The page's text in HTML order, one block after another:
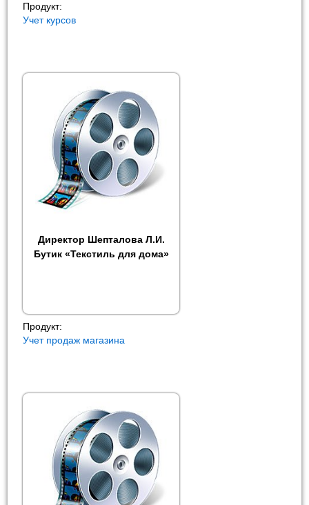
Продукт:
Учет курсов
Директор Шепталова Л.И.
Бутик «Текстиль для дома»
Продукт:
Учет продаж магазина